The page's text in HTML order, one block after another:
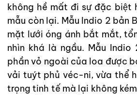
không hề mất đi sự đặc biệt
mẫu còn lại. Mẫu Indio 2 bản
mặt lưới óng ánh bắt mắt,
nhìn khá là ngầu. Mẫu
phần vỏ ngoài của loa được
vải tuýt phủ véc-ni, vừa thể
trọng tinh tế mà lại không